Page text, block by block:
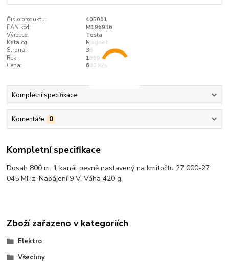
Číslo produktu:
405001
EAN kód:
M196936
Výrobce:
Tesla
Katalog:
Magnet
Strana:
36
Rok:
1969
Cena:
600 Kčs
Kompletní specifikace
Komentáře 0
Kompletní specifikace
Dosah 800 m. 1 kanál pevně nastavený na kmitočtu 27 000-27
045 MHz. Napájení 9 V. Váha 420 g.
Zboží zařazeno v kategoriích
Elektro
Všechny